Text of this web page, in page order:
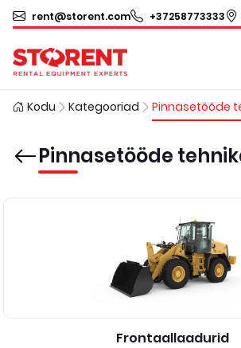
rent@storent.com +37258773333
Kodu Kategooriad
Pinnasetööde
Frontaallaadurid